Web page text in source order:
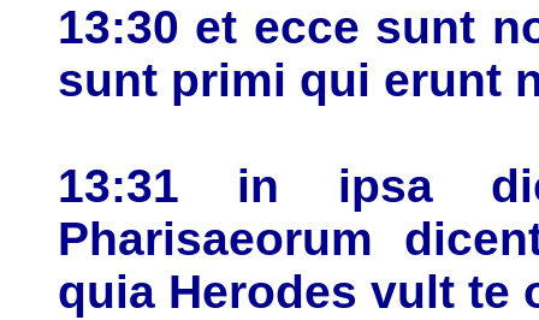
13:30 et ecce sunt
sunt primi qui erunt
13:31 in ipsa
Pharisaeorum
quia Herodes vult te